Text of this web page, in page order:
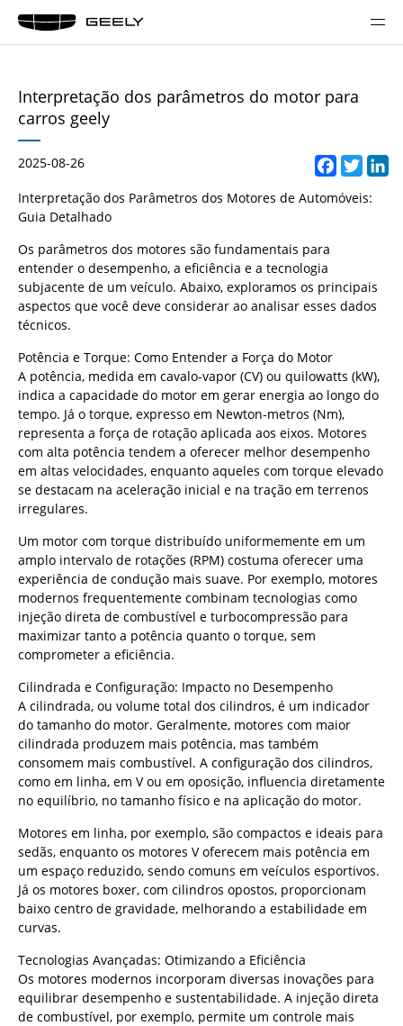
Interpretação dos parâmetros do motor para
carros geely
2025-08-26
Interpretação dos Parâmetros dos Motores de Automóveis:
Guia Detalhado
Os parâmetros dos motores são fundamentais para
entender o desempenho, a eficiência e a tecnologia
subjacente de um veículo. Abaixo, exploramos os principais
aspectos que você deve considerar ao analisar esses dados
técnicos.
Potência e Torque: Como Entender a Força do Motor
A potência, medida em cavalo-vapor (CV) ou quilowatts (kW),
indica a capacidade do motor em gerar energia ao longo do
tempo. Já o torque, expresso em Newton-metros (Nm),
representa a força de rotação aplicada aos eixos. Motores
com alta potência tendem a oferecer melhor desempenho
em altas velocidades, enquanto aqueles com torque elevado
se destacam na aceleração inicial e na tração em terrenos
irregulares.
Um motor com torque distribuído uniformemente em um
amplo intervalo de rotações (RPM) costuma oferecer uma
experiência de condução mais suave. Por exemplo, motores
modernos frequentemente combinam tecnologias como
injeção direta de combustível e turbocompressão para
maximizar tanto a potência quanto o torque, sem
comprometer a eficiência.
Cilindrada e Configuração: Impacto no Desempenho
A cilindrada, ou volume total dos cilindros, é um indicador
do tamanho do motor. Geralmente, motores com maior
cilindrada produzem mais potência, mas também
consomem mais combustível. A configuração dos cilindros,
como em linha, em V ou em oposição, influencia diretamente
no equilíbrio, no tamanho físico e na aplicação do motor.
Motores em linha, por exemplo, são compactos e ideais para
sedãs, enquanto os motores V oferecem mais potência em
um espaço reduzido, sendo comuns em veículos esportivos.
Já os motores boxer, com cilindros opostos, proporcionam
baixo centro de gravidade, melhorando a estabilidade em
curvas.
Tecnologias Avançadas: Otimizando a Eficiência
Os motores modernos incorporam diversas inovações para
equilibrar desempenho e sustentabilidade. A injeção direta
de combustível, por exemplo, permite um controle mais